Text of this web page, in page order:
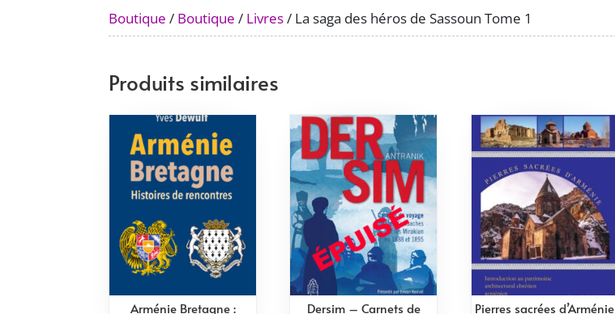
Tome
Boutique / Boutique / Livres/ La saga des héros de Sassoun Tome 1
Produits similaires
Arménie Bretagne :
Dersim – Carnets de
Pierres sacrées d’Arménie